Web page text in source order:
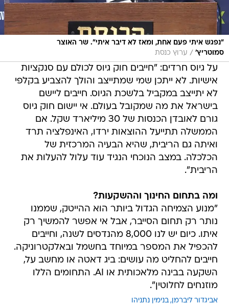
"נפגש איתי פעם אחת, ומאז לא דיבר איתי". שר האוצר
סמוטריץ' / ערוץ כנסת
על גיוס חרדים: "חייבים חוק גיוס לכולם עם סנקציות
אישיות. לא ייתכן שמי שמתייצב והולך להצביע בקלפי
לא יתייצב במקביל בלשכת הגיוס. חייבים ליישם
בישראל את מה שמקובל בעולם. אי יישום חוק גיוס
גורם לאובדן הכנסות של 30 מיליארד שקל. אם
הממשלה תתייעל ההוצאות ירדו, האינפלציה תרד
ואיתה גם הריבית, שהיא הבעיה המרכזית של
הכלכלה. במצב הנוכחי הנגיד עוד עלול להעלות את
הריבית".
ומה בתחום החינוך וההשקעות?
"מנוע הצמיחה הגדול ביותר הוא ההייטק, שממנו
נותר רק תחום הסייבר, אבל אי אפשר להמשיך רק
איתו. כיום יש לנו 8,000 מהנדסים לשנה, וחייבים
להכפיל את המספר במיוחד בחשמל ובאלקטרוניקה.
חייבים להחליט מה עושים: ביג דאטה או מחשב על,
השקעה בבינה מלאכותית או AI. התחומים הללו
מוזנחים לחלוטין".
אביגדור ליברמן בנימין נתניהו